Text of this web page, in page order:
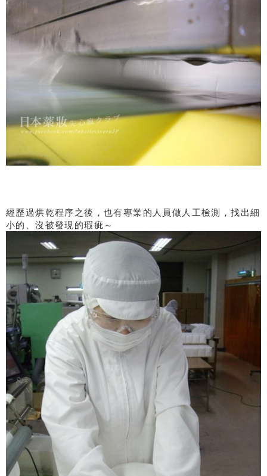
經歷過烘乾程序之後，也有專業的人員做人工檢測，找出細
小的、沒被發現的瑕疵～